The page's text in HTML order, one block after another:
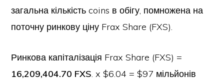
загальна кількість coins в обігу, помножена на
поточну ринкову ціну Frax Share (FXS).
Ринкова капіталізація Frax Share (FXS) =
16,209,404.70 FXS. x $6.04 = $97 мільйонів